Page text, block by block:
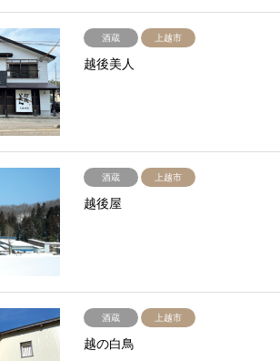
酒蔵 上越市
越後美人
酒蔵 上越市
越後屋
酒蔵 上越市
越の白鳥